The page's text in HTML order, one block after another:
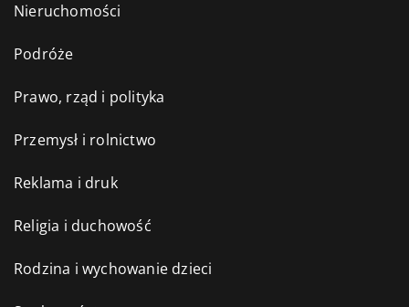
Nieruchomości
Podróże
Prawo, rząd i polityka
Przemysł i rolnictwo
Reklama i druk
Religia i duchowość
Rodzina i wychowanie dzieci